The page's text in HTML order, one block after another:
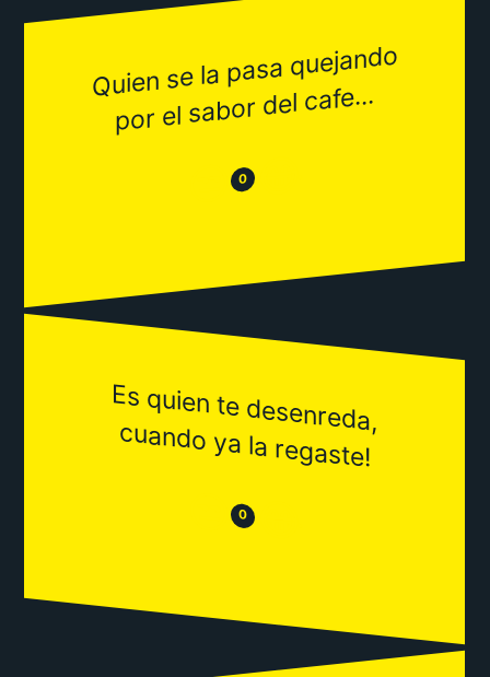
Quien se la pasa quejando
por el sabor del cafe...
😒 0 😂
Es quien te desenreda,
cuando ya la regaste!
😒 0 😂